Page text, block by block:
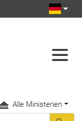
Alle Ministerien